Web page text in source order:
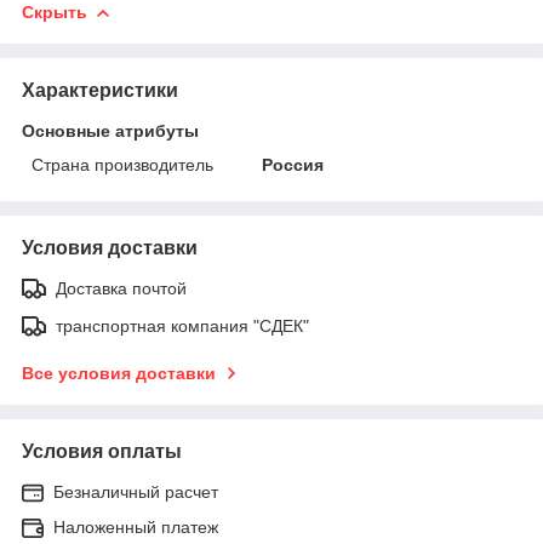
Скрыть
Характеристики
Основные атрибуты
Страна производитель
Россия
Условия доставки
Доставка почтой
транспортная компания "СДЕК"
Все условия доставки
Условия оплаты
Безналичный расчет
Наложенный платеж